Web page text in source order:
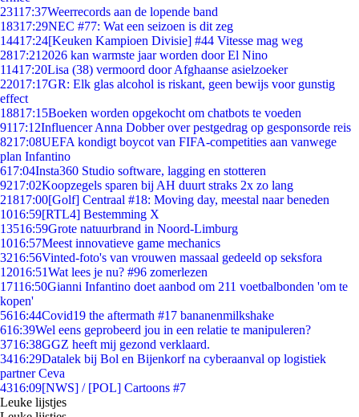
23117:37Weerrecords aan de lopende band
18317:29NEC #77: Wat een seizoen is dit zeg
14417:24[Keuken Kampioen Divisie] #44 Vitesse mag weg
2817:21 2026 kan warmste jaar worden door El Nino
11417:20Lisa (38) vermoord door Afghaanse asielzoeker
22017:17GR: Elk glas alcohol is riskant, geen bewijs voor gunstig
effect
18817:15Boeken worden opgekocht om chatbots te voeden
9117:12Influencer Anna Dobber over pestgedrag op gesponsorde reis
8217:08UEFA kondigt boycot van FIFA-competities aan vanwege
plan Infantino
617:04Insta360 Studio software, lagging en stotteren
9217:02Koopzegels sparen bij AH duurt straks 2x zo lang
21817:00[Golf] Centraal #18: Moving day, meestal naar beneden
1016:59[RTL4] Bestemming X
13516:59Grote natuurbrand in Noord-Limburg
1016:57Meest innovatieve game mechanics
3216:56Vinted-foto's van vrouwen massaal gedeeld op seksfora
12016:51Wat lees je nu? #96 zomerlezen
17116:50Gianni Infantino doet aanbod om 211 voetbalbonden 'om te
kopen'
5616:44Covid19 the aftermath #17 bananenmilkshake
616:39Wel eens geprobeerd jou in een relatie te manipuleren?
3716:38GGZ heeft mij gezond verklaard.
3416:29Datalek bij Bol en Bijenkorf na cyberaanval op logistiek
partner Ceva
4316:09[NWS] / [POL] Cartoons #7
Leuke lijstjes